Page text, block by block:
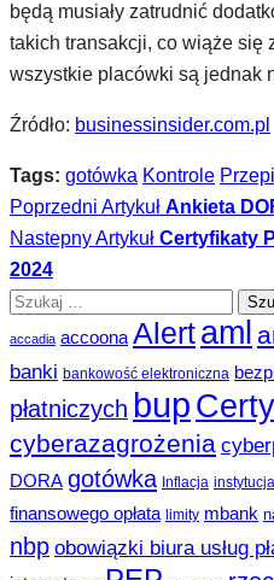
będą musiały zatrudnić
takich transakcji, co wiąże się
wszystkie placówki są jednak
Źródło: businessinsider.com.pl
Tags: gotówka Kontrole
Poprzedni Artykuł Ankieta
Nastepny Artykuł Certyfikaty
2024
Szukaj:
accadia accoona Alertaml
banki bankowość elektroniczna
płatniczych bup
cyberazagrożenia
DORA gotówka Inflacja
finansowego opłata limity mbank
nbp obowiązki biura usług